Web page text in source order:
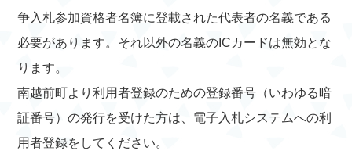
争入札参加資格者名簿に登載された代表者の名義である
必要があります。それ以外の名義のICカードは無効とな
ります。
南越前町より利用者登録のための登録番号（いわゆる暗
証番号）の発行を受けた方は、電子入札システムへの利
用者登録をしてください。